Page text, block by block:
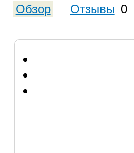
Обзор Отзывы 0